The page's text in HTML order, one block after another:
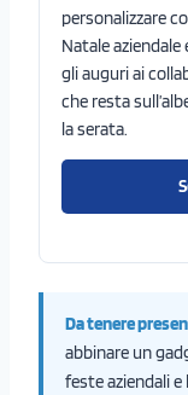
personalizzare
Natale
gli auguri ai
che resta
la serata.
Da tenere
abbinare un
feste aziendali